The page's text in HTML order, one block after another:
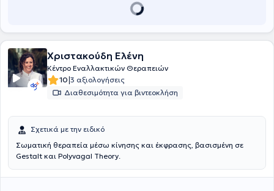
Χριστακούδη Ελένη
Κέντρο Εναλλακτικών Θεραπειών
10|3 αξιολογήσεις
Διαθεσιμότητα για βιντεοκλήση
Σχετικά με την ειδικό
Σωματική θεραπεία μέσω κίνησης και έκφρασης, βασισμένη σε
Gestalt και Polyvagal Theory.